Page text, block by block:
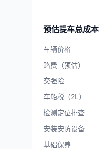
预估提车总成本
车辆价格
路费（预估）
交强险
车船税（2L）
检测定位排查
安装安防设备
基础保养